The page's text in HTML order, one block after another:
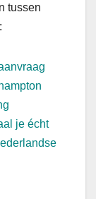
tussen
je écht